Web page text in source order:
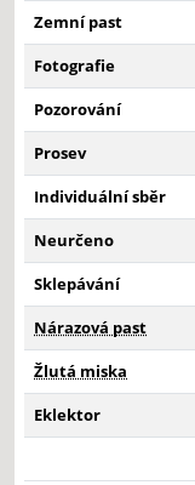
Zemní past
Fotografie
Pozorování
Prosev
Individuální sběr
Neurčeno
Sklepávání
Nárazová past
Žlutá miska
Eklektor